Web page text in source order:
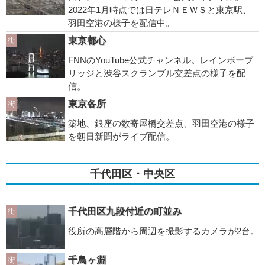
2022年1月時点では日テレＮＥＷＳと東京駅、
羽田空港の様子を配信中。
街
東京都心
FNNのYouTube公式チャンネル。レインボーブ
リッジと渋谷スクランブル交差点の様子を配
信。
街
東京各所
築地、銀座の数寄屋橋交差点、羽田空港の様子
を朝日新聞がライブ配信。
千代田区・中央区
街
千代田区九段付近の町並み
役所の高層階から周辺を撮影するカメラが2台。
街 千鳥ヶ淵